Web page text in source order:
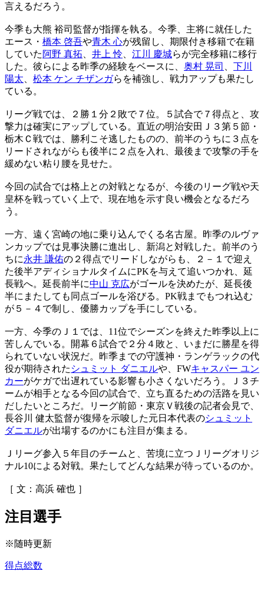
言えるだろう。
今季も大熊 裕司監督が指揮を執る。今季、主将に就任した
エース・ 橋本 啓吾や青木 心が残留し、期限付き移籍で在籍
していた 阿野 真拓 井上 怜 江川 慶城らが完全移籍に移行
した。彼らによる昨季の経験をベースに、 奥村 晃司
下川
陽太
松本 ケン チザンガらを補強し、戦力アップも果たし
ている。
リーグ戦では、２勝１分２敗で７位。５試合で７得点と、攻
撃力は確実にアップしている。直近の明治安田Ｊ３第５節・
栃木Ｃ戦では、勝利こそ逃したものの、前半のうちに３点を
リードされながらも後半に２点を入れ、最後まで攻撃の手を
緩めない粘り腰を見せた。
今回の試合では格上との対戦となるが、今後のリーグ戦や天
皇杯を戦っていく上で、現在地を示す良い機会となるだろ
う。
一方、遠く宮崎の地に乗り込んでくる名古屋。昨季のルヴァ
ンカップでは見事決勝に進出し、新潟と対戦した。前半のう
ちに永井 謙佑の２得点でリードしながらも、２－１で迎え
た後半アディショナルタイムにPKを与えて追いつかれ、延
長戦へ。延長前半に中山 克広がゴールを決めたが、延長後
半にまたしても同点ゴールを浴びる。PK戦までもつれ込む
が５－４で制し、優勝カップを手にしている。
一方、今季のＪ１では、11位でシーズンを終えた昨季以上に
苦しんでいる。開幕６試合で２分４敗と、いまだに勝星を得
られていない状況だ。昨季までの守護神・ランゲラックの代
役が期待された シュミット ダニエルや、FWキャスパー ユン
カーがケガで出遅れている影響も小さくないだろう。Ｊ３チ
ームが相手となる今回の試合で、立ち直るための活路を見い
だしたいところだ。リーグ前節・東京Ｖ戦後の記者会見で、
長谷川 健太監督が復帰を示唆した元日本代表のシュミット
ダニエルが出場するのかにも注目が集まる。
Ｊリーグ参入５年目のチームと、苦境に立つＪリーグオリジ
ナル10による対戦。果たしてどんな結果が待っているのか。
［ 文：高浜 確也 ］
注目選手
※随時更新
得点総数